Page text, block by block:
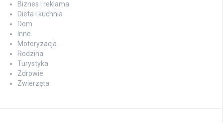
Biznes i reklama
Dieta i kuchnia
Dom
Inne
Motoryzacja
Rodzina
Turystyka
Zdrowie
Zwierzęta